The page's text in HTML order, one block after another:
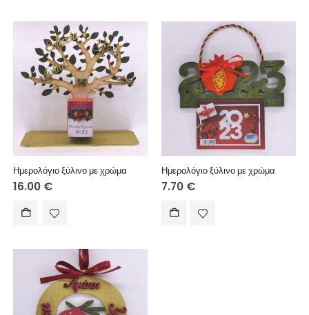
Ημερολόγιο ξύλινο με χρώμα
16.00 €
Ημερολόγιο ξύλινο με χρώμα
7.70 €